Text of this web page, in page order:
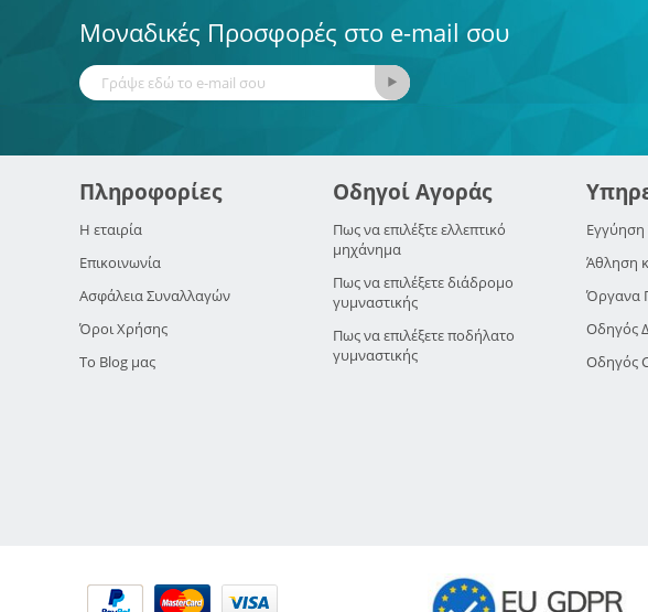
Μοναδικές Προσφορές στο e-mail σου
Πληροφορίες
Η εταιρία
Επικοινωνία
Ασφάλεια Συναλλαγών
Όροι Χρήσης
Το Blog μας
Οδηγοί Αγοράς
Πως να επιλέξτε ελλεπτικό
μηχάνημα
Πως να επιλέξετε διάδρομο
γυμναστικής
Πως να επιλέξετε ποδήλατο
γυμναστικής
Εγγύηση
Άθληση
Όργανα
Οδηγός
Οδηγός